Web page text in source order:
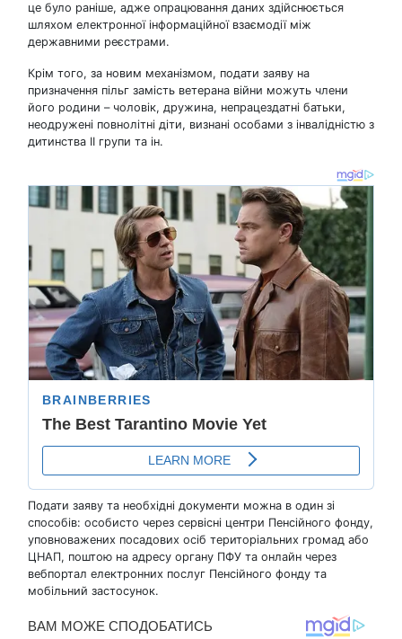
це було раніше, адже опрацювання даних здійснюється
шляхом електронної інформаційної взаємодії між
державними реєстрами.
Крім того, за новим механізмом, подати заяву на
призначення пільг замість ветерана війни можуть члени
його родини – чоловік, дружина, непрацездатні батьки,
неодружені повнолітні діти, визнані особами з інвалідністю з
дитинства II групи та ін.
Подати заяву та необхідні документи можна в один зі
способів: особисто через сервісні центри Пенсійного фонду,
уповноважених посадових осіб територіальних громад або
ЦНАП, поштою на адресу органу ПФУ та онлайн через
вебпортал електронних послуг Пенсійного фонду та
мобільний застосунок.